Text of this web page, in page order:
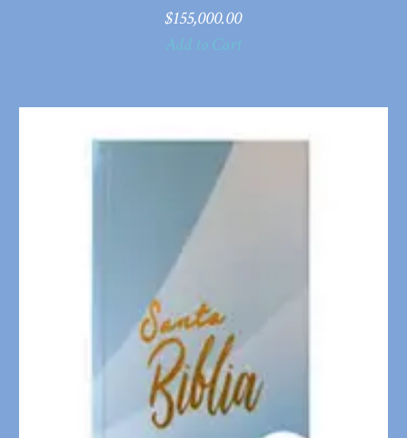
$155,000.00
Add to Cart